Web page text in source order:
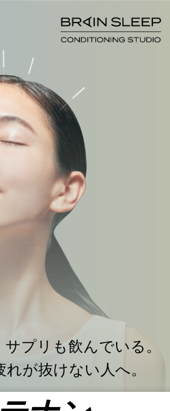
プリも飲んでいる。
が抜けない人へ。